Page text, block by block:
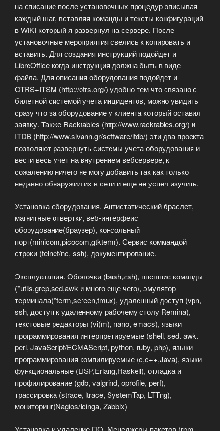
на описание после установочных процедур описывая
каждый шаг, вставляя команды и тексты конфигураций
в WIKI который я развернул на сервере. После
установочные мероприятия свелись к копировать и
вставить. Для создания инструкций подойдет и
LibreOffice когда инструкция должна быть в виде
файла. Для описания оборудования подойдет и
OTRS+ITSM (http://otrs.org/) удобно тем что связано с
билетной системой учета инцидентов, можно увидить
сразу что за оборудование у клиента который оставил
заявку. Также Racktables (http://www.racktables.org/) и
ITDB (http://www.sivann.gr/software/itdb/) эти два проекта
позволяют развернуть системы учета оборудования и
вести весь учет на внутреннем вебсервере, к
сожалению ничего не могу добавить так как только
недавно обнаружил их в сети и еще не успел изучить.
Установка оборудования. Антистатический браслет,
магнитные отвертки, веб-интерфейс
оборудование(браузер), консольный
порт(minicom,picocom,gtkterm). Сервис коммандой
строки (telnet/nc, ssh), документирование.
Эксплуатация. Оболочки (bash,zsh), внешние команды
(*utils,grep,sed,awk и много еще чего), эмулятор
терминала(*term,screen,tmux), удаленный доступ (vpn,
ssh, доступ к удаленному рабочему столу Remina),
текстовые редакторы (vi(m), nano, emacs), языки
программирования интерпретируемые (shell, sed, awk,
perl, JavaScript/ECMAScript, python, ruby, php), языки
программирования компилируемые (c,c++,Java), языки
функциональные (LISP,Erlang,Haskell), отладка и
профилирование (gdb, valgrind, oprofile, perf),
трассировка (strace, ltrace, SystemTap, LTTng),
мониторинг(Nagios/Icinga, Zabbix)
Установка и удаление ПО. Менеджеры пакетов (rpm,